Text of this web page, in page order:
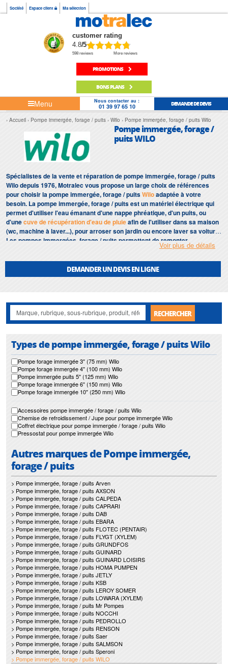
Société Espace client Ma sélection
customer rating
4.8/5
598 reviews More reviews
PROMOTIONS
BONS PLANS
Menu Nous contacter au :
01 39 97 65 10 DEMANDE DE DEVIS
Accueil Pompe immergée, forage / puits Wilo Pompe immergée, forage / puits Wilo
Pompe immergée, forage /
puits WILO
Spécialistes de la vente et réparation de pompe immergée, forage / puits
Wilo depuis 1976, Motralec vous propose un large choix de références
pour choisir la pompe immergée, forage / puitsWiloadaptée à votre
besoin. La pompe immergée, forage / puits est un matériel électrique qui
permet d'utiliser l'eau émanant d'une nappe phréatique, d'un puits, ou
d'unecuve de récupération d'eau de pluieafin de l'utiliser dans sa maison
(wc, machine à laver...), pour arroser son jardin ou encore laver sa voiture.
Les pompes immergées, forage / puits permettent de remonter
automatiquement l’eau d’un forage ou d'un puits, en allant jusqu'à des
vaste, et nous sommes à-même de vous proposer des pompes dont le
diamètre va de 3" à 18".
avec de nouvelles solutions et de nouveaux matériaux.
Voir plus de détails
DEMANDER UN DEVIS EN LIGNE
RECHERCHER
Types de pompe immergée, forage / puits Wilo
Pompe forage immergée 3" (75 mm) Wilo
Pompe forage immergée 4" (100 mm) Wilo
Pompe immergée puits 5" (125 mm) Wilo
Pompe forage immergée 6" (150 mm) Wilo
Pompe forage immergée 10" (250 mm) Wilo
Accessoires pompe immergée / forage / puits Wilo
Chemise de refroidissement / Jupe pour pompe immergée Wilo
Coffret électrique pour pompe immergée / forage / puits Wilo
Pressostat pour pompe immergée Wilo
Autres marques de Pompe immergée,
forage / puits
> Pompe immergée, forage / puits Arven
> Pompe immergée, forage / puits AXSON
> Pompe immergée, forage / puits CALPEDA
> Pompe immergée, forage / puits CAPRARI
> Pompe immergée, forage / puits DAB
> Pompe immergée, forage / puits EBARA
> Pompe immergée, forage / puits FLOTEC (PENTAIR)
> Pompe immergée, forage / puits FLYGT (XYLEM)
> Pompe immergée, forage / puits GRUNDFOS
> Pompe immergée, forage / puits GUINARD
> Pompe immergée, forage / puits GUINARD LOISIRS
> Pompe immergée, forage / puits HOMA PUMPEN
> Pompe immergée, forage / puits JETLY
> Pompe immergée, forage / puits KSB
> Pompe immergée, forage / puits LEROY SOMER
> Pompe immergée, forage / puits LOWARA (XYLEM)
> Pompe immergée, forage / puits Mr Pompes
> Pompe immergée, forage / puits NOCCHI
> Pompe immergée, forage / puits PEDROLLO
> Pompe immergée, forage / puits RENSON
> Pompe immergée, forage / puits Saer
> Pompe immergée, forage / puits SALMSON
> Pompe immergée, forage / puits Speroni
> Pompe immergée, forage / puits WILO